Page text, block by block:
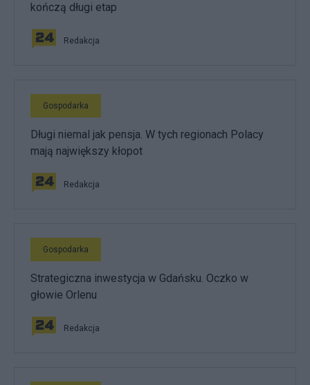
kończą długi etap
Redakcja
Gospodarka
Długi niemal jak pensja. W tych regionach Polacy
mają największy kłopot
Redakcja
Gospodarka
Strategiczna inwestycja w Gdańsku. Oczko w
głowie Orlenu
Redakcja